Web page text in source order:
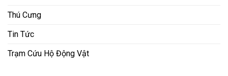
Thú Cưng
Tin Tức
Trạm Cứu Hộ Động Vật